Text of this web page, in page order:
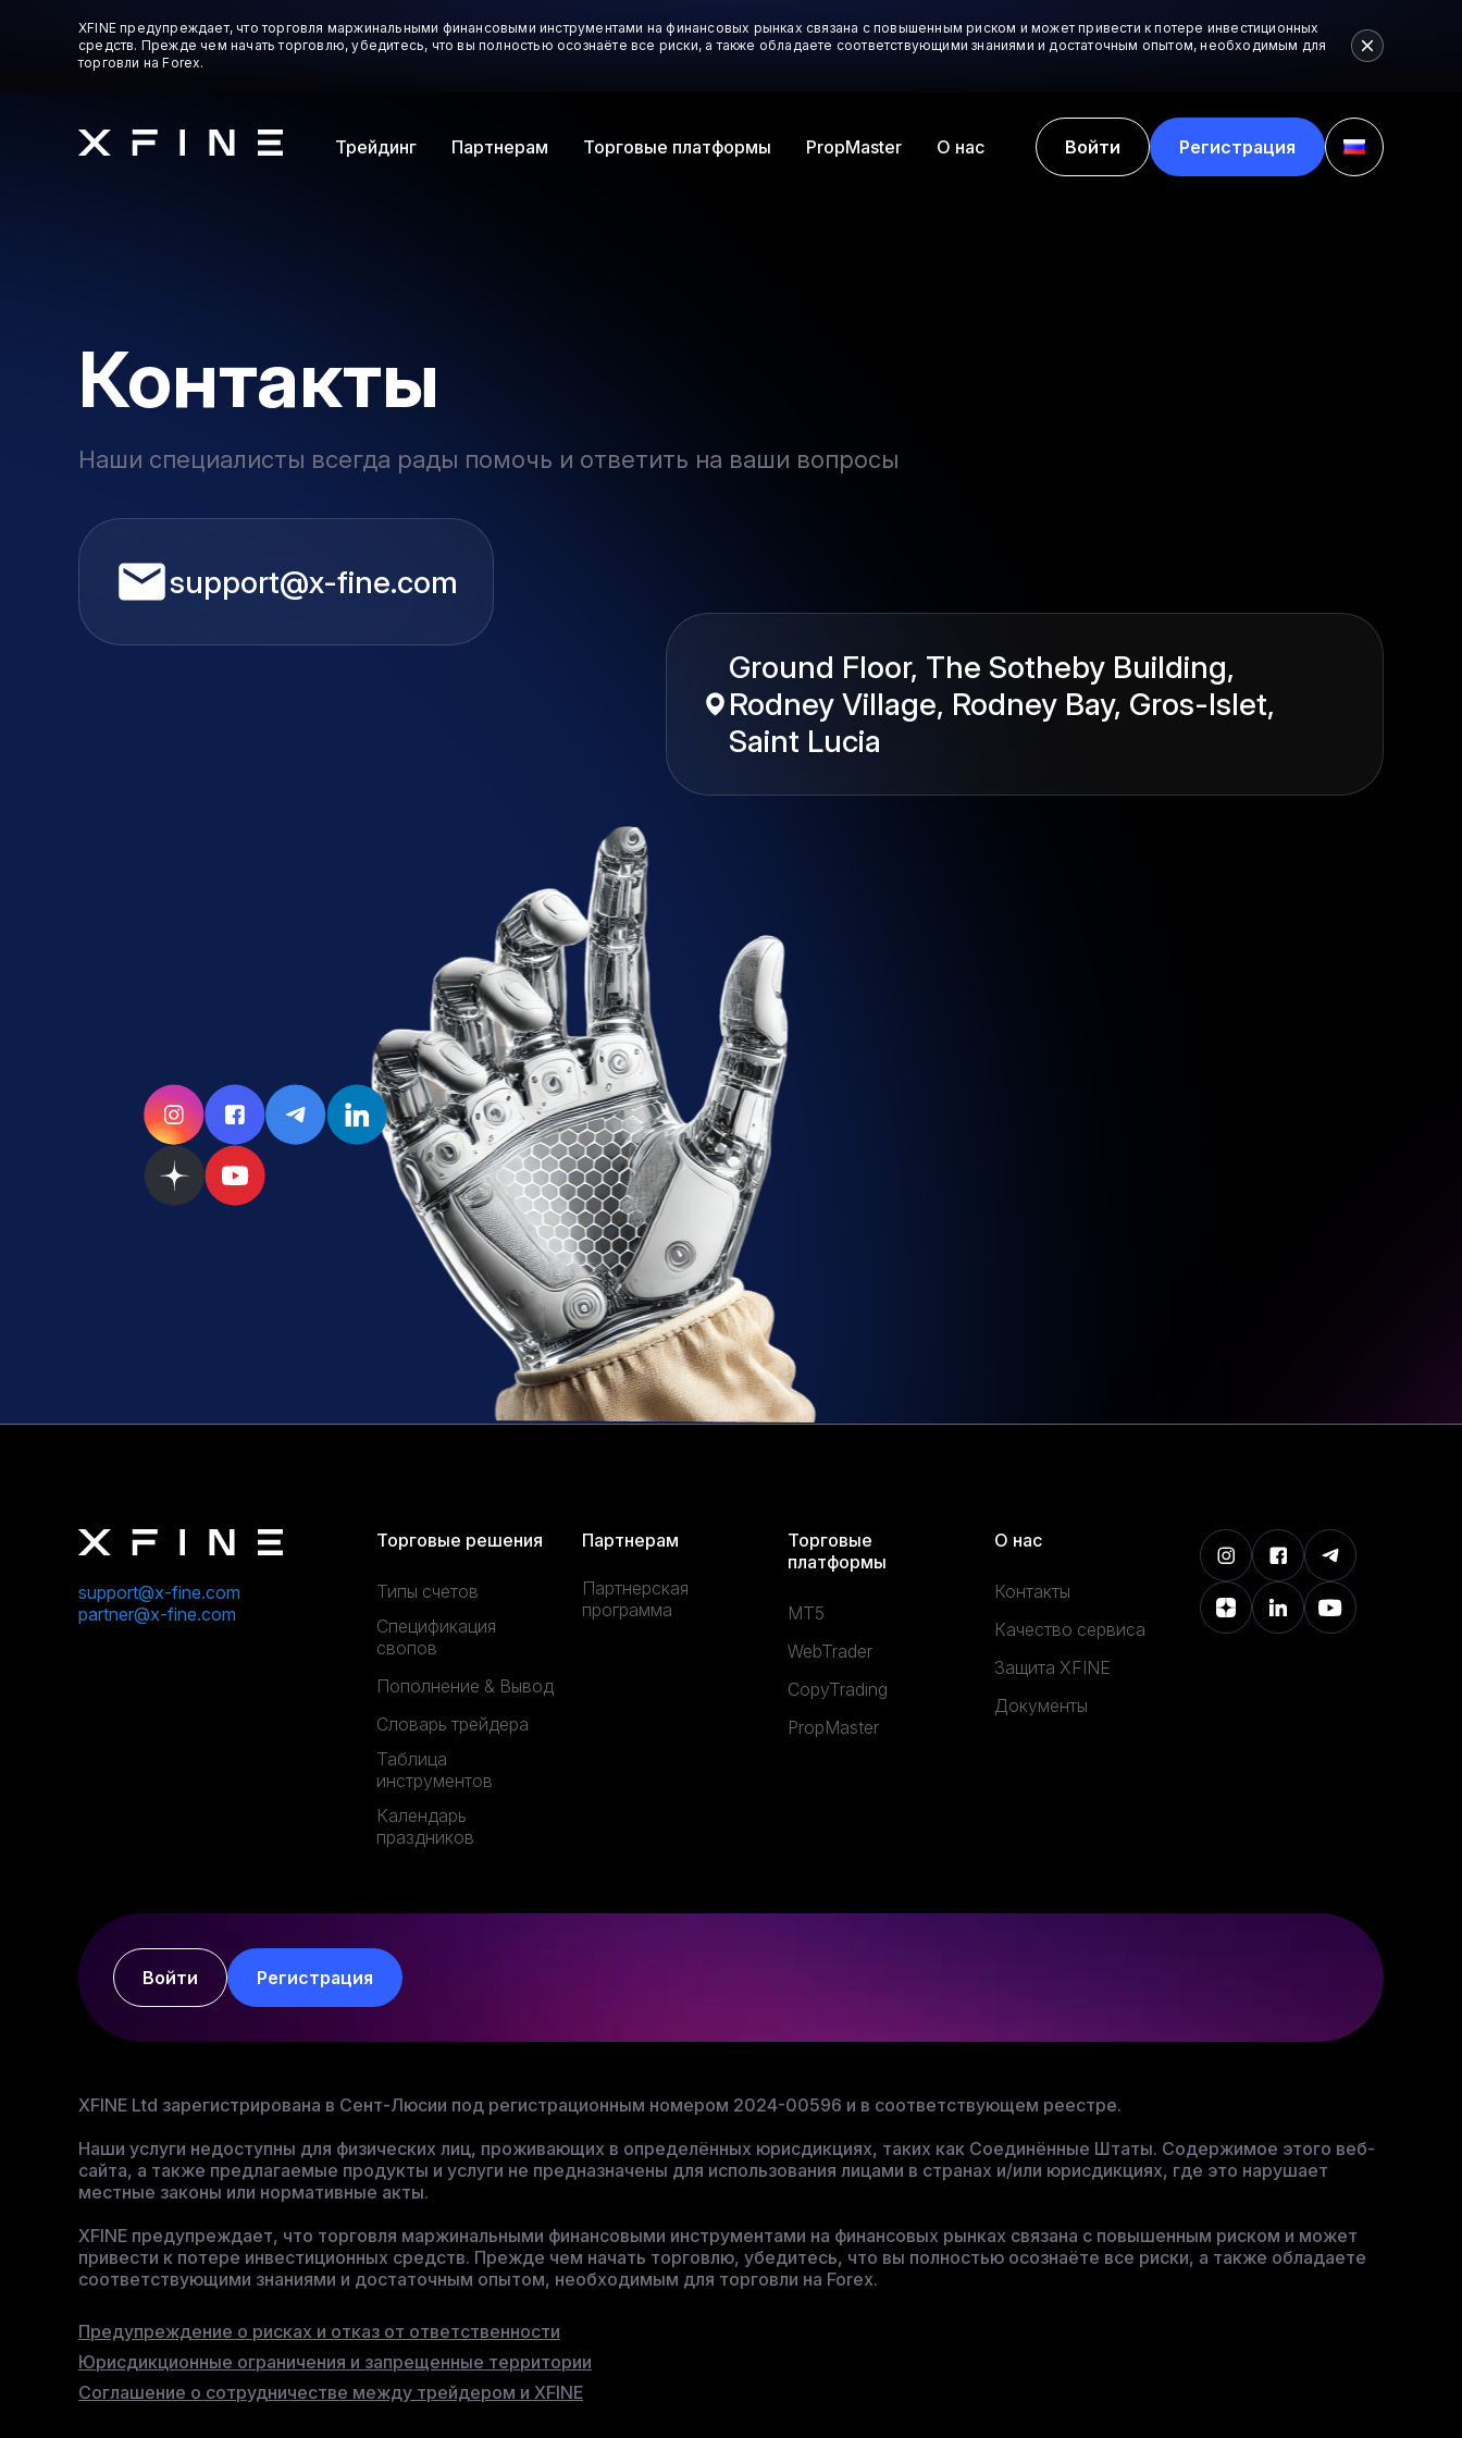
XFINE предупреждает, что торговля маржинальными финансовыми инструментами на финансовых рынках связана с повышенным риском и может привести к потере инвестиционных
средств. Прежде чем начать торговлю, убедитесь, что вы полностью осознаёте все риски, а также обладаете соответствующими знаниями и достаточным опытом, необходимым для
торговли на Forex.
Трейдинг Партнерам Торговые платформы PropMaster О нас Войти Регистрация
Контакты
Наши специалисты всегда рады помочь и ответить на ваши вопросы
support@x-fine.com
Ground Floor, The Sotheby Building,
Rodney Village, Rodney Bay, Gros-Islet,
Saint Lucia
support@x-fine.com
partner@x-fine.com
Торговые решения
Типы счетов
Спецификация
свопов
Пополнение & Вывод
Словарь трейдера
Таблица
инструментов
Календарь
праздников
Партнерам
Партнерская
программа
Торговые
платформы
MT5
WebTrader
CopyTrading
PropMaster
О нас
Контакты
Качество сервиса
Защита XFINE
Документы
Войти Регистрация
XFINE Ltd зарегистрирована в Сент-Люсии под регистрационным номером 2024-00596 и в соответствующем реестре.
Наши услуги недоступны для физических лиц, проживающих в определённых юрисдикциях, таких как Соединённые Штаты. Содержимое этого веб-
сайта, а также предлагаемые продукты и услуги не предназначены для использования лицами в странах и/или юрисдикциях, где это нарушает
местные законы или нормативные акты.
XFINE предупреждает, что торговля маржинальными финансовыми инструментами на финансовых рынках связана с повышенным риском и может
привести к потере инвестиционных средств. Прежде чем начать торговлю, убедитесь, что вы полностью осознаёте все риски, а также обладаете
соответствующими знаниями и достаточным опытом, необходимым для торговли на Forex.
Предупреждение о рисках и отказ от ответственности
Юрисдикционные ограничения и запрещенные территории
Соглашение о сотрудничестве между трейдером и XFINE